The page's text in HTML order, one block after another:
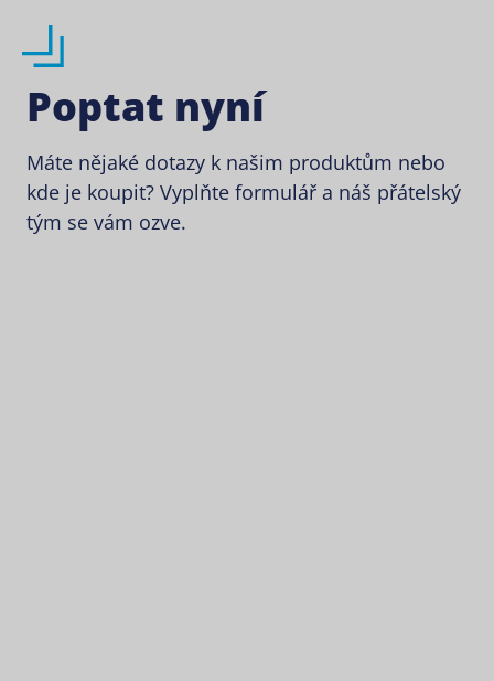
Poptat nyní
Máte nějaké dotazy k našim produktům nebo
kde je koupit? Vyplňte formulář a náš přátelský
tým se vám ozve.